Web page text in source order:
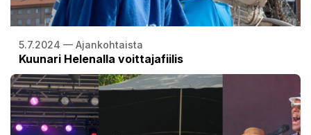
5.7.2024 — Ajankohtaista
Kuunari Helenalla voittajafiilis